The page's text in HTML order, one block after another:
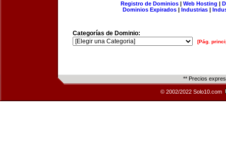
Registro de Dominios| Web Hosting |
Dominios Expirados | Industrias |
Categorías de Dominio:
[Pág.
** Precios
© 2002/2022 Solo10.com